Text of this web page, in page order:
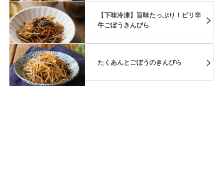
【下味冷凍】旨味たっぷり！ピリ辛
牛ごぼうきんぴら
たくあんとごぼうのきんぴら